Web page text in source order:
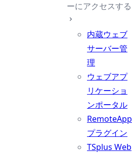
ーにアクセスする
内蔵ウェブ
サーバー管
理
ウェブアプ
リケーショ
ンポータル
RemoteApp
プラグイン
TSplus Web